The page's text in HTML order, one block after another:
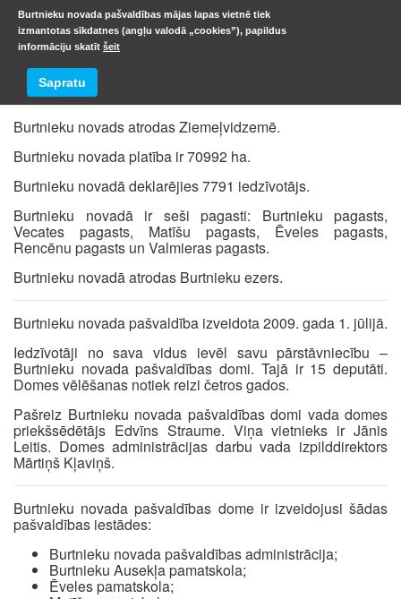
Viegli lasīt
Burtnieku novads atrodas Ziemeļvidzemē.
Burtnieku novada platība ir 70992 ha.
Burtnieku novadā deklarējies 7791 iedzīvotājs.
Burtnieku novadā ir seši pagasti: Burtnieku pagasts,
Vecates pagasts, Matīšu pagasts, Ēveles pagasts,
Rencēnu pagasts un Valmieras pagasts.
Burtnieku novadā atrodas Burtnieku ezers.
Burtnieku novada pašvaldība izveidota 2009. gada 1. jūlijā.
Iedzīvotāji no sava vidus ievēl savu pārstāvniecību –
Burtnieku novada pašvaldības domi. Tajā ir 15 deputāti.
Domes vēlēšanas notiek reizi četros gados.
Pašreiz Burtnieku novada pašvaldības domi vada domes
priekšsēdētājs Edvīns Straume. Viņa vietnieks ir Jānis
Leitis. Domes administrācijas darbu vada izpilddirektors
Mārtiņš Kļaviņš.
Burtnieku novada pašvaldības dome ir izveidojusi šādas
pašvaldības iestādes:
Burtnieku novada pašvaldības administrācija;
Burtnieku Ausekļa pamatskola;
Ēveles pamatskola;
Burtnieku novada pašvaldības mājas lapas vietnē tiek
izmantotas sīkdatnes (angļu valodā „cookies”), papildus
informāciju skatīt šeit
Sapratu